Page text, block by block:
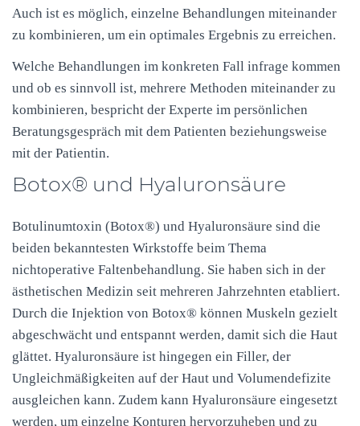
Auch ist es möglich, einzelne Behandlungen miteinander
zu kombinieren, um ein optimales Ergebnis zu erreichen.
Welche Behandlungen im konkreten Fall infrage kommen
und ob es sinnvoll ist, mehrere Methoden miteinander zu
kombinieren, bespricht der Experte im persönlichen
Beratungsgespräch mit dem Patienten beziehungsweise
mit der Patientin.
Botox® und Hyaluronsäure
Botulinumtoxin (Botox®) und Hyaluronsäure sind die
beiden bekanntesten Wirkstoffe beim Thema
nichtoperative Faltenbehandlung. Sie haben sich in der
ästhetischen Medizin seit mehreren Jahrzehnten etabliert.
Durch die Injektion von Botox® können Muskeln gezielt
abgeschwächt und entspannt werden, damit sich die Haut
glättet. Hyaluronsäure ist hingegen ein Filler, der
Ungleichmäßigkeiten auf der Haut und Volumendefizite
ausgleichen kann. Zudem kann Hyaluronsäure eingesetzt
werden, um einzelne Konturen hervorzuheben und zu